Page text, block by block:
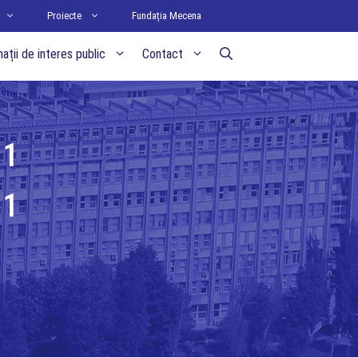
Proiecte Fundația Mecena
de interes public Contact